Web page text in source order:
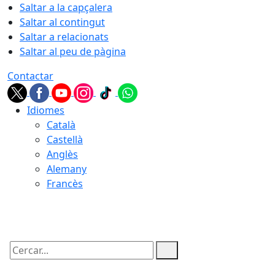
Saltar a la capçalera
Saltar al contingut
Saltar a relacionats
Saltar al peu de pàgina
Contactar
Idiomes
Català
Castellà
Anglès
Alemany
Francès
Cercar: